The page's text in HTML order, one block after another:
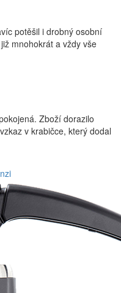
potěšil i drobný osobní
mnohokrát a vždy vše
Zboží dorazilo
v krabičce, který dodal